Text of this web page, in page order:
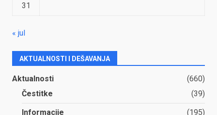
31
« jul
AKTUALNOSTI I DEŠAVANJA
Aktualnosti
(660)
Čestitke
(39)
Informacije (195)